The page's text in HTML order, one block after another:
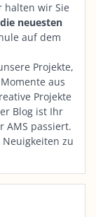
halten wir Sie
neuesten
auf dem
Projekte,
aus
Projekte
Blog ist Ihr
AMS passiert.
zu